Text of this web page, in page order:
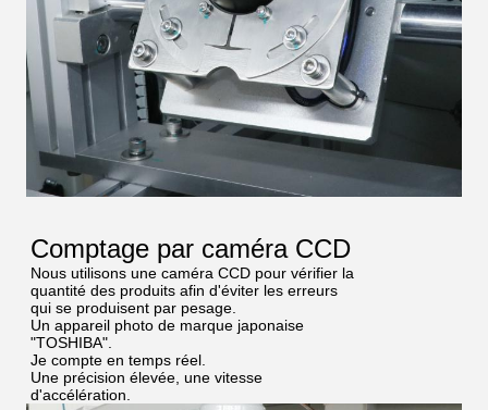
Comptage par caméra CCD
Nous utilisons une caméra CCD pour vérifier la
quantité des produits afin d'éviter les erreurs
qui se produisent par pesage.
Un appareil photo de marque japonaise
"TOSHIBA".
Je compte en temps réel.
Une précision élevée, une vitesse
d'accélération.